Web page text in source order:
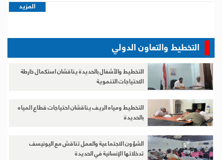
المزيد
التخطيط والتعاون الدولي
التخطيط والأشغال بالحديدة يناقشان استكمال خارطة
الاحتياجات التنموية
التخطيط ومياه الريف يناقشان احتياجات قطاع المياه
بالحديدة
الشؤون الاجتماعية والعمل تناقش مع اليونيسف
تدخلاتها الإنسانية في الحديدة